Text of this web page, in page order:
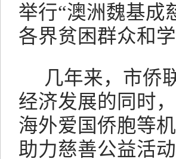
举行“澳洲魏基成
各界贫困群众和
几年来，市侨
经济发展的同时
海外爱国侨胞等
助力慈善公益活动